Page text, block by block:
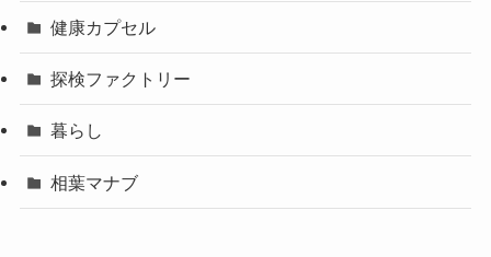
健康カプセル
探検ファクトリー
暮らし
相葉マナブ